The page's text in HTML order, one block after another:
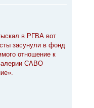
в РГВА вот
засунули в фонд
отношение к
САВО